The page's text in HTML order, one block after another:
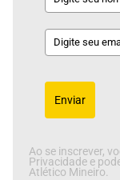
Enviar
Ao se inscrever,
Privacidade e
Atlético Mineiro.